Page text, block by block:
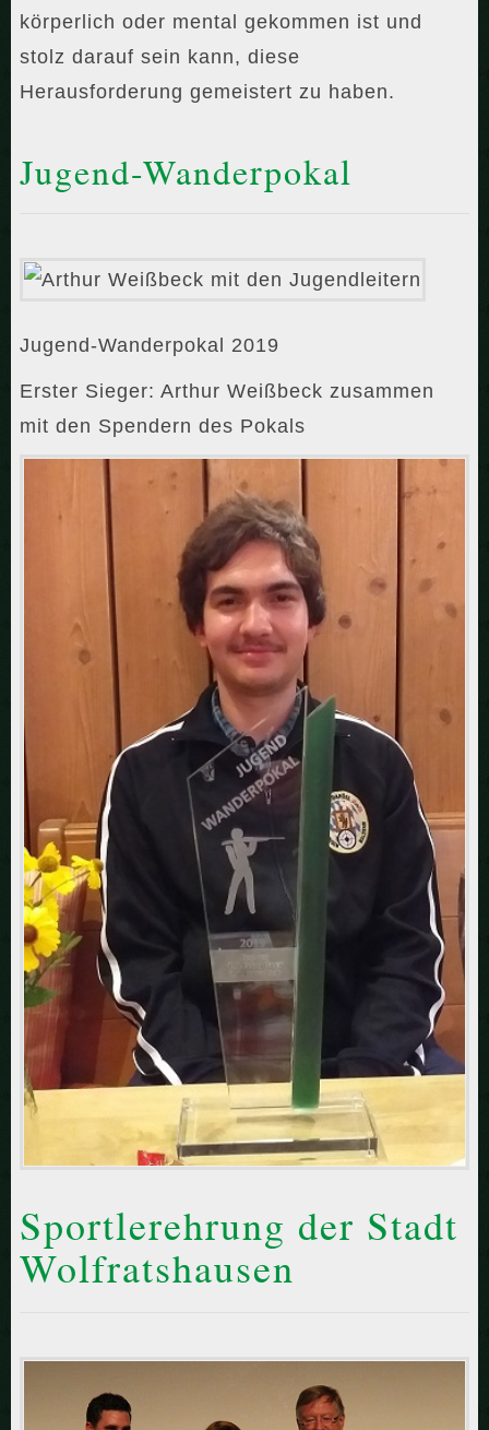
körperlich oder mental gekommen ist und
stolz darauf sein kann, diese
Herausforderung gemeistert zu haben.
Jugend-Wanderpokal
Jugend-Wanderpokal 2019
Erster Sieger: Arthur Weißbeck zusammen
mit den Spendern des Pokals
Sportlerehrung der Stadt
Wolfratshausen